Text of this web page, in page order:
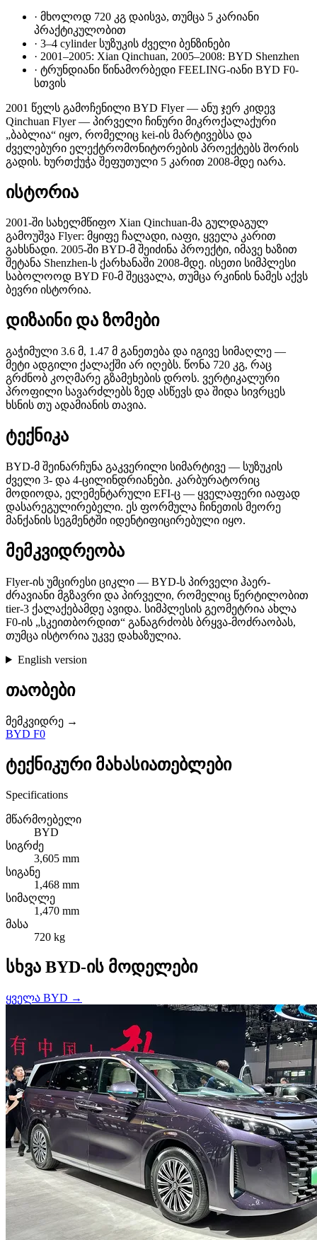
· მხოლოდ 720 კგ დაისვა, თუმცა 5 კარიანი
პრაქტიკულობით
· 3–4 cylinder სუზუკის ძველი ბენზინები
· 2001–2005: Xian Qinchuan, 2005–2008: BYD Shenzhen
· ტრუნდიანი წინამორბედი FEELING-იანი BYD F0-
სთვის
2001 წელს გამოჩენილი BYD Flyer — ანუ ჯერ კიდევ
Qinchuan Flyer — პირველი ჩინური მიკროქალაქური
„ბაბლია“ იყო, რომელიც kei-ის მარტივებსა და
ძველებური ელექტრომონიტორების პროექტებს შორის
გადის. ხურთქუჭა შეფუთული 5 კარით 2008-მდე იარა.
ისტორია
2001-ში სახელმწიფო Xian Qinchuan-მა გულდაგულ
გამოუშვა Flyer: მყიფე ჩალადი, იაფი, ყველა კარით
გახსნადი. 2005-ში BYD-მ შეიძინა პროექტი, იმავე ხაზით
შეტანა Shenzhen-ს ქარხანაში 2008-მდე. ისეთი სიმპლესი
საბოლოოდ BYD F0-მ შეცვალა, თუმცა რკინის ნამეს აქვს
ბევრი ისტორია.
დიზაინი და ზომები
გაჭიმული 3.6 მ, 1.47 მ განეთება და იგივე სიმაღლე —
მეტი ადგილი ქალაქში არ იღებს. წონა 720 კგ, რაც
გრძნობ კოღმარე გზამეხების დროს. ვერტიკალური
პროფილი სავარძლებს ზედ ასწევს და შიდა სივრცეს
ხსნის თუ ადამიანის თავია.
ტექნიკა
BYD-მ შეინარჩუნა გაკვერილი სიმარტივე — სუზუკის
ძველი 3- და 4-ცილინდრიანები. კარბურატორიც
მოდიოდა, ელემენტარული EFI-ც — ყველაფერი იაფად
დასარეგულირებელი. ეს ფორმულა ჩინეთის მეორე
მანქანის სეგმენტში იდენტიფიცირებული იყო.
მემკვიდრეობა
Flyer-ის უმცირესი ციკლი — BYD-ს პირველი ჰაერ-
ძრავიანი მგზავრი და პირველი, რომელიც წერტილობით
tier-3 ქალაქებამდე ავიდა. სიმპლესის გეომეტრია ახლა
F0-ის „სკეითბორდით“ განაგრძობს ბრყვა-მოძრაობას,
თუმცა ისტორია უკვე დახაზულია.
English version
თაობები
მემკვიდრე →
BYD F0
ტექნიკური მახასიათებლები
Specifications
მწარმოებელი
BYD
სიგრძე
3,605 mm
სიგანე
1,468 mm
სიმაღლე
1,470 mm
მასა
720 kg
სხვა BYD-ის მოდელები
ყველა BYD →